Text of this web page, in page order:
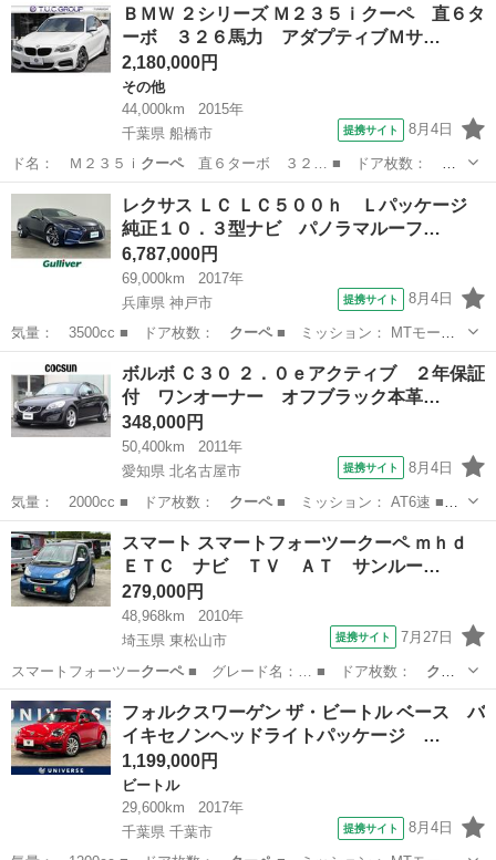
ＢＭＷ ２シリーズ Ｍ２３５ｉクーペ 直６タ
ーボ ３２６馬力 アダプティブＭサ…
2,180,000円
その他
44,000km
2015年
千葉県 船橋市
提携サイト 8月4日
ド名： Ｍ２３５ｉ クーペ 直６ターボ ３２… ■ ドア枚数： ク
ーペ■ ミッション：…
千葉 船橋市 その他
レクサス ＬＣ ＬＣ５００ｈ Ｌパッケージ
純正１０．３型ナビ パノラマルーフ…
6,787,000円
69,000km
2017年
兵庫県 神戸市
提携サイト 8月4日
気量： 3500cc ■ ドア枚数： クーペ■ ミッション： MTモード
付きAT…
兵庫 レクサス
ボルボ Ｃ３０ ２．０ｅアクティブ ２年保証
付 ワンオーナー オフブラック本革…
348,000円
50,400km
2011年
愛知県 北名古屋市
提携サイト 8月4日
気量： 2000cc ■ ドア枚数： クーペ■ ミッション： AT6速 ■
店舗…
愛知 北名古屋市 ボルボ（Volvo）
スマート スマートフォーツークーペ ｍｈｄ
ＥＴＣ ナビ ＴＶ ＡＴ サンルー…
279,000円
48,968km
2010年
埼玉県 東松山市
提携サイト 7月27日
スマートフォーツークーペ ■ グレード名：… ■ ドア枚数： クー
ペ■ ミッション：…
埼玉 東松山市 その他
フォルクスワーゲン ザ・ビートル ベース バ
イキセノンヘッドライトパッケージ …
1,199,000円
ビートル
29,600km
2017年
千葉県 千葉市
提携サイト 8月4日